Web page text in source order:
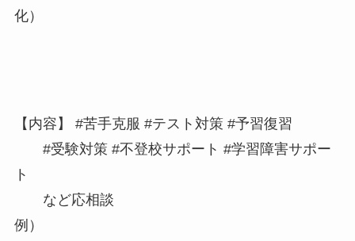
化）
【内容】 #苦手克服 #テスト対策 #予習復習
#受験対策 #不登校サポート #学習障害サポー
ト
など応相談
例）